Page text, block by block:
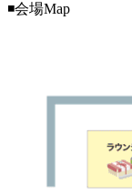
◾️会場Map